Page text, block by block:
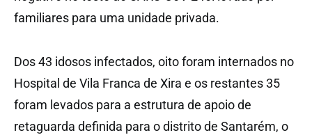
familiares para uma unidade privada.
Dos 43 idosos infectados, oito foram internados no
Hospital de Vila Franca de Xira e os restantes 35
foram levados para a estrutura de apoio de
retaguarda definida para o distrito de Santarém, o